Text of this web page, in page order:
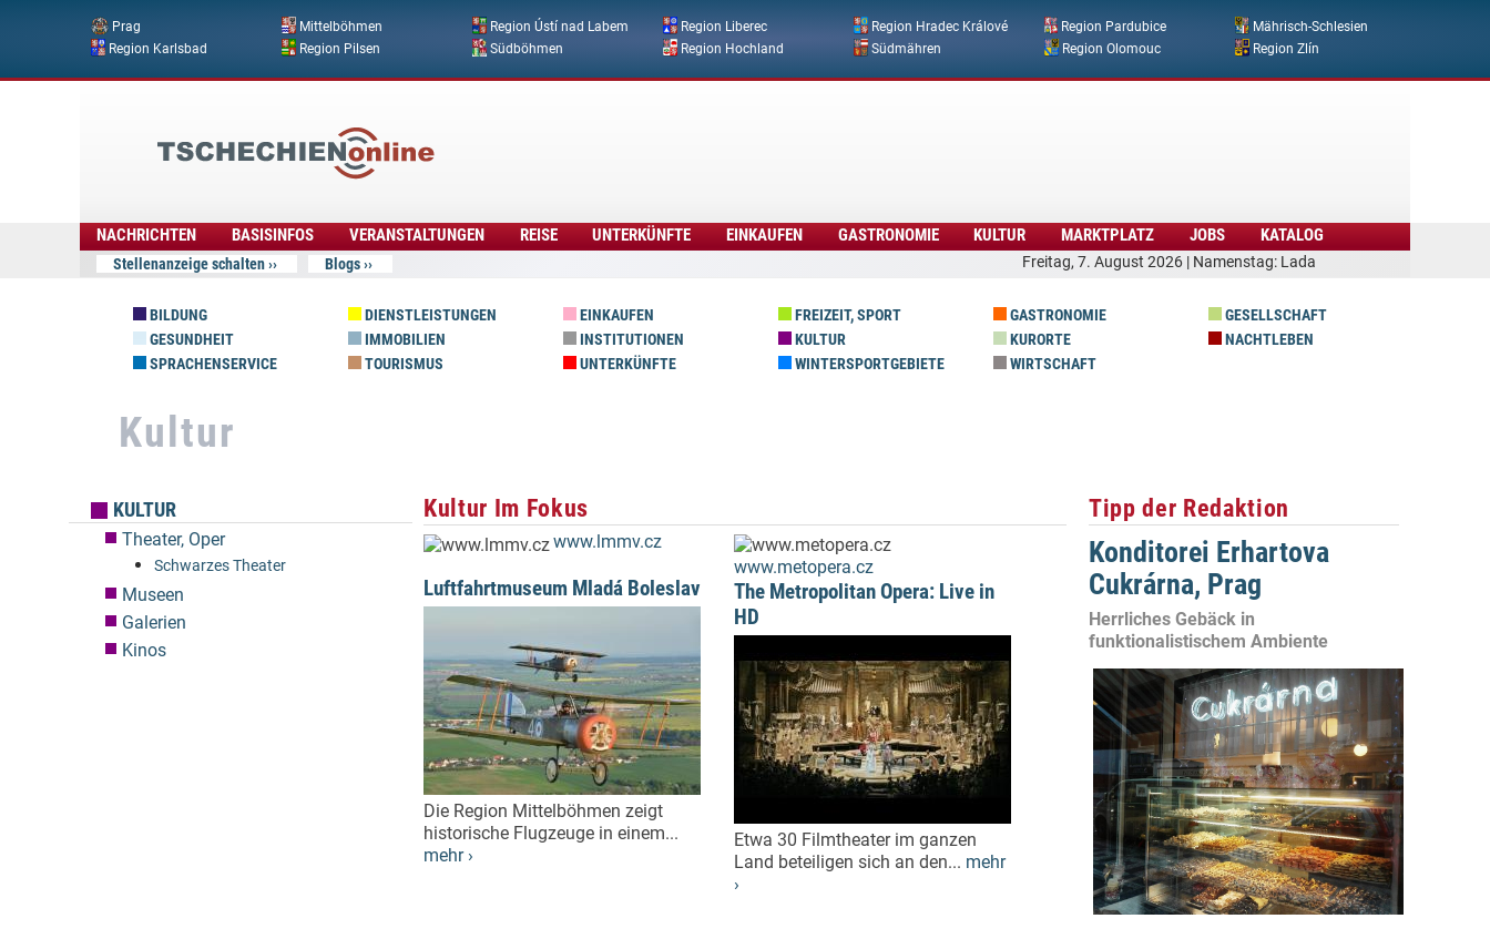
Direkt zum Inhalt
Prag Mittelböhmen Region Ústí nad Labem Region Liberec Region Hradec Králové Region Pardubice
Mährisch-Schlesien
Region Karlsbad
Region Pilsen Südböhmen Region Hochland Südmähren Region Olomouc Region Zlín
Freitag, 7. August 2026 | Namenstag: Lada
Online
NACHRICHTEN BASISINFOS VERANSTALTUNGEN REISE UNTERKÜNFTE EINKAUFEN GASTRONOMIE KULTUR MARKTPLATZ JOBS KATALOG
Stellenanzeige schalten Blogs
BILDUNG DIENSTLEISTUNGEN EINKAUFEN FREIZEIT, SPORT GASTRONOMIE
GESELLSCHAFT
GESUNDHEIT
IMMOBILIEN INSTITUTIONEN KULTUR KURORTE
NACHTLEBEN
SPRACHENSERVICE
TOURISMUS UNTERKÜNFTE WINTERSPORTGEBIETE WIRTSCHAFT
Kultur
KULTUR
Theater, Oper
Schwarzes Theater
Museen
Galerien
Kinos
Kultur Im Fokus
www.lmmv.cz
Luftfahrtmuseum Mladá Boleslav
Die Region Mittelböhmen zeigt
historische Flugzeuge in einem...
mehr ›
www.metopera.cz
The Metropolitan Opera: Live in
HD
Etwa 30 Filmtheater im ganzen
Land beteiligen sich an den... mehr
›
Tipp der Redaktion
Konditorei Erhartova
Cukrárna, Prag
Herrliches Gebäck in
funktionalistischem Ambiente